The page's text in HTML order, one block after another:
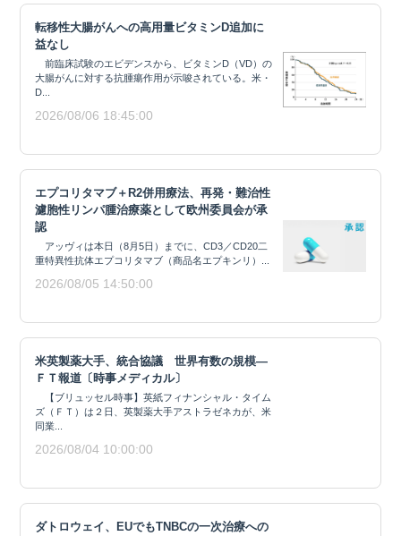
転移性大腸がんへの高用量ビタミンD追加に
益なし
前臨床試験のエビデンスから、ビタミンD（VD）の
大腸がんに対する抗腫瘍作用が示唆されている。米・
D...
2026/08/06 18:45:00
エプコリタマブ＋R2併用療法、再発・難治性
濾胞性リンパ腫治療薬として欧州委員会が承
認
アッヴィは本日（8月5日）までに、CD3／CD20二
重特異性抗体エプコリタマブ（商品名エプキンリ）...
2026/08/05 14:50:00
米英製薬大手、統合協議 世界有数の規模―
ＦＴ報道〔時事メディカル〕
【ブリュッセル時事】英紙フィナンシャル・タイム
ズ（ＦＴ）は２日、英製薬大手アストラゼネカが、米
同業...
2026/08/04 10:00:00
ダトロウェイ、EUでもTNBCの一次治療への